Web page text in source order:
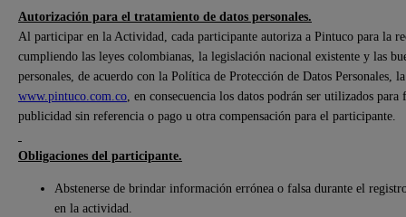
Autorización para el tratamiento de datos personales.
Al participar en la Actividad, cada participante autoriza a Pintuco para la
cumpliendo las leyes colombianas, la legislación nacional existente y las
personales, de acuerdo con la Política de Protección de Datos Personales,
www.pintuco.com.co , en consecuencia los datos podrán ser utilizados
publicidad sin referencia o pago u otra compensación para el participante.
Obligaciones del participante.
Abstenerse de brindar información errónea o falsa durante el
en la actividad.